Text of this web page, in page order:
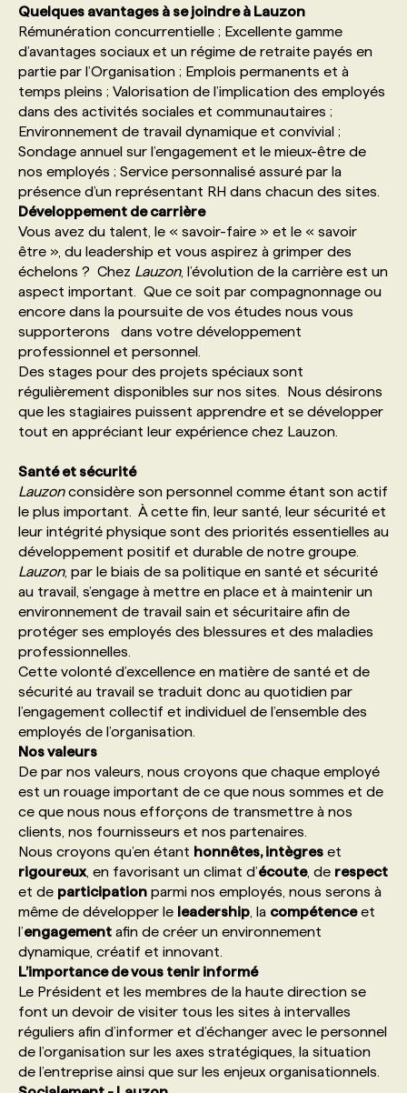
PROGRAMMES DE SUBVENTIONS
FAQ
ANNONCEZ AVEC NOUS
Quelques avantages à se joindre à Lauzon
Rémunération concurrentielle ; Excellente gamme
d’avantages sociaux et un régime de retraite payés en
partie par l’Organisation ; Emplois permanents et à
temps pleins ; Valorisation de l’implication des employés
dans des activités sociales et communautaires ;
Environnement de travail dynamique et convivial ;
Sondage annuel sur l’engagement et le mieux-être de
nos employés ; Service personnalisé assuré par la
présence d’un représentant RH dans chacun des sites.
Développement de carrière
Vous avez du talent, le « savoir-faire » et le « savoir
être », du leadership et vous aspirez à grimper des
échelons ? Chez Lauzon, l’évolution de la carrière est un
aspect important. Que ce soit par compagnonnage ou
encore dans la poursuite de vos études nous vous
supporterons dans votre développement
professionnel et personnel.
Des stages pour des projets spéciaux sont
régulièrement disponibles sur nos sites. Nous désirons
que les stagiaires puissent apprendre et se développer
tout en appréciant leur expérience chez Lauzon.
Santé et sécurité
Lauzonconsidère son personnel comme étant son actif
le plus important. À cette fin, leur santé, leur sécurité et
leur intégrité physique sont des priorités essentielles au
développement positif et durable de notre groupe.
Lauzon, par le biais de sa politique en santé et sécurité
au travail, s’engage à mettre en place et à maintenir un
environnement de travail sain et sécuritaire afin de
protéger ses employés des blessures et des maladies
professionnelles.
Cette volonté d’excellence en matière de santé et de
sécurité au travail se traduit donc au quotidien par
l’engagement collectif et individuel de l’ensemble des
employés de l’organisation.
Nos valeurs
De par nos valeurs, nous croyons que chaque employé
est un rouage important de ce que nous sommes et de
ce que nous nous efforçons de transmettre à nos
clients, nos fournisseurs et nos partenaires.
Nous croyons qu’en étant honnêtes, intègres et
rigoureux, en favorisant un climat d’écoute, de respect
et de participation parmi nos employés, nous serons à
même de développer le leadership , la compétenceet
l’engagement afin de créer un environnement
dynamique, créatif et innovant.
L’importance de vous tenir informé
Le Président et les membres de la haute direction se
font un devoir de visiter tous les sites à intervalles
réguliers afin d’informer et d’échanger avec le personnel
de l’organisation sur les axes stratégiques, la situation
de l’entreprise ainsi que sur les enjeux organisationnels.